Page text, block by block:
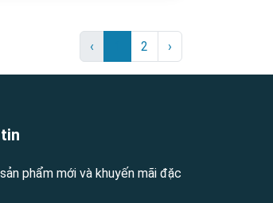
‹ 2 ›
phẩm mới và khuyến mãi đặc